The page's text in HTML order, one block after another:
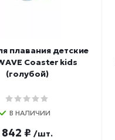
плавания детские
Coaster kids
(голубой)
В НАЛИЧИИ
842 ₽ /шт.